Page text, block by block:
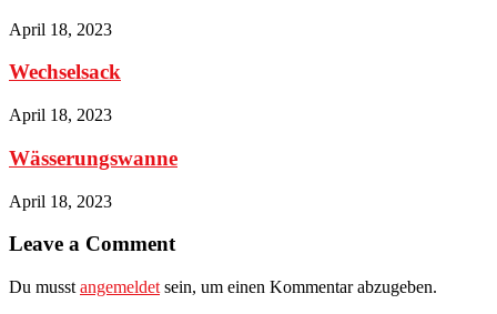
April 18, 2023
Wechselsack
April 18, 2023
Wässerungswanne
April 18, 2023
Leave a Comment
Du musst angemeldet sein, um einen Kommentar abzugeben.